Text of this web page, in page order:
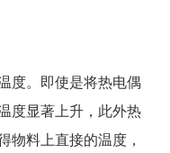
度。即使是将热电偶
度显著上升，此外热
物料上直接的温度，